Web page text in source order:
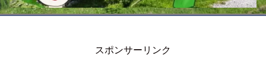
スポンサーリンク